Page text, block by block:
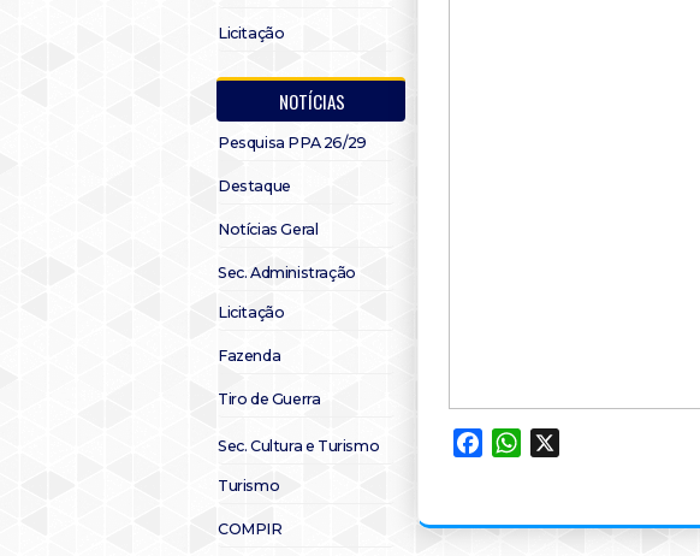
Licitação
NOTÍCIAS
Pesquisa PPA 26/29
Destaque
Notícias Geral
Sec. Administração
Licitação
Fazenda
Tiro de Guerra
Sec. Cultura e Turismo
Turismo
COMPIR
FacebookWhatsApp